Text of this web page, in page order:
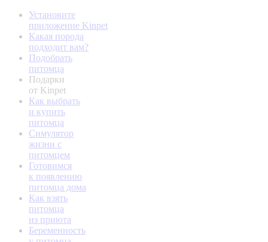
Установите
приложение Kinpet
Какая порода
подходит вам?
Подобрать
питомца
Подарки
от Kinpet
Как выбрать
и купить
питомца
Симулятор
жизни с
питомцем
Готовимся
к появлению
питомца дома
Как взять
питомца
из приюта
Беременность